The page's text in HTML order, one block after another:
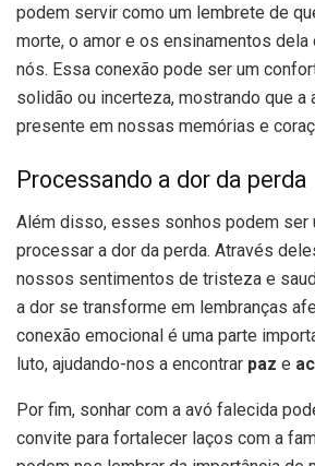
podem servir como um lembrete de
morte, o amor e os ensinamentos
nós. Essa conexão pode ser um
solidão ou incerteza, mostrando que a
presente em nossas memórias e
Processando a dor da perda
Além disso, esses sonhos podem ser
processar a dor da perda. Através
nossos sentimentos de tristeza e
a dor se transforme em lembranças
conexão emocional é uma parte
luto, ajudando-nos a encontrar paz e
Por fim, sonhar com a avó falecida
convite para fortalecer laços com a